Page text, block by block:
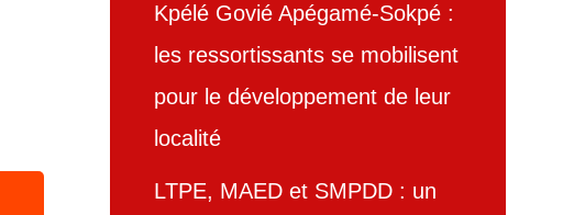
Kpélé Govié Apégamé-Sokpé :
les ressortissants se mobilisent
pour le développement de leur
localité
LTPE, MAED et SMPDD : un